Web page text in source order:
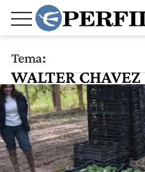
Tema:
WALTER CHAVEZ